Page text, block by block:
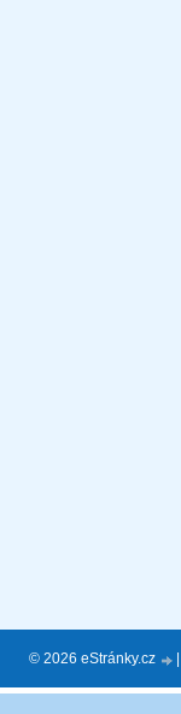
© 2026 eStránky.cz